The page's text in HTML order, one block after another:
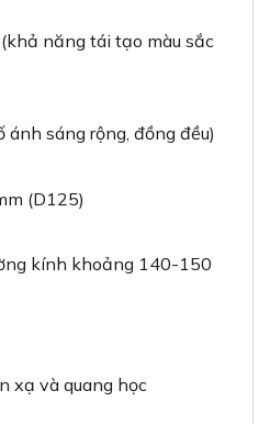
năng tái tạo màu sắc
ánh sáng rộng, đồng đều)
(D125)
kính khoảng 140-150
xạ và quang học